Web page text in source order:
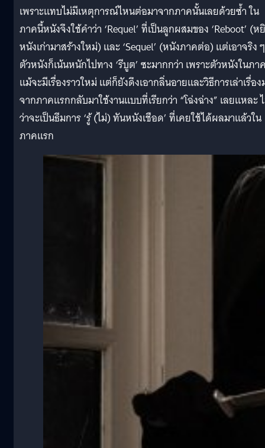
เพราะแทบไม่มีเหตุการณ์ไหนต่อมาจากภาคนั้นเลยด้วยซ้ำ ใน
ภาคนี้หนังจึงใช้คำว่า ‘Requel’ ที่เป็นลูกผสมของ ‘Reboot’ (ห
หนังเก่ามาสร้างใหม่) และ ‘Sequel’ (หนังภาคต่อ) แต่เอาจริง ๆ
ตัวหนังก็เน้นหนักไปทาง ‘รีบูต’ ซะมากกว่า เพราะตัวหนังในภา
แม้จะมีเรื่องราวใหม่ แต่ก็ยังดึงเอากลิ่นอายและวิธีการเล่าเรื่อง
จากภาคแรกกลับมาใช้งานแบบที่เรียกว่า “โฉ่งฉ่าง” เลยแหละ
ว่าจะเป็นธีมการ ‘รู้ (ไม่) ทันหนังเชือด’ ที่เคยใช้ได้ผลมาแล้วใน
ภาคแรก